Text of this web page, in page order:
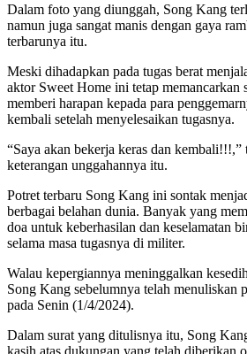
Dalam foto yang diunggah, Song Kang
namun juga sangat manis dengan gaya
terbarunya itu.
Meski dihadapkan pada tugas berat
aktor Sweet Home ini tetap memancarkan
memberi harapan kepada para
kembali setelah menyelesaikan tugasnya.
“Saya akan bekerja keras dan
keterangan unggahannya itu.
Potret terbaru Song Kang ini sontak
berbagai belahan dunia. Banyak yang
doa untuk keberhasilan dan keselamatan
selama masa tugasnya di militer.
Walau kepergiannya meninggalkan
Song Kang sebelumnya telah menuliskan
pada Senin (1/4/2024).
Dalam surat yang ditulisnya itu, Song
kasih atas dukungan yang telah diberikan